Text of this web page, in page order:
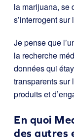
la marijuana, se
s’interrogent
Je pense que
la recherche
données qui
transparents sur
produits et
En quoi
des autres